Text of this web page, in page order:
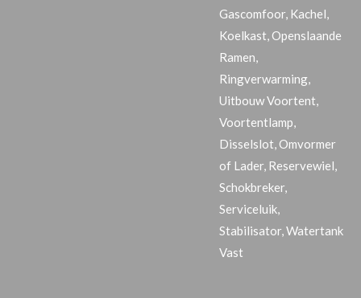
Gascomfoor, Kachel,
Koelkast, Openslaande
Ramen,
Ringverwarming,
Uitbouw Voortent,
Voortentlamp,
Disselslot, Omvormer
of Lader, Reservewiel,
Schokbreker,
Serviceluik,
Stabilisator, Watertank
Vast